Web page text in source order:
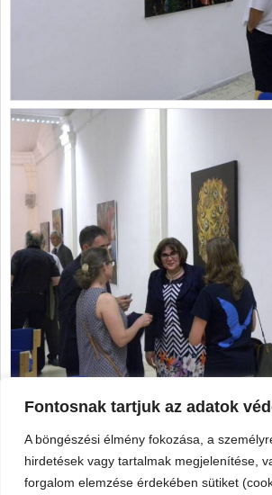
Fontosnak tartjuk az adatok
A böngészési élmény fokozása, a
hirdetések vagy tartalmak megjelenítése,
forgalom elemzése érdekében sütiket
Viski Károly Múzeum Kalocsa